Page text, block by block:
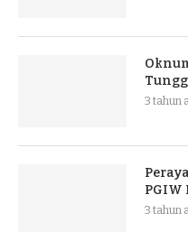
3 tahun
3 tahun